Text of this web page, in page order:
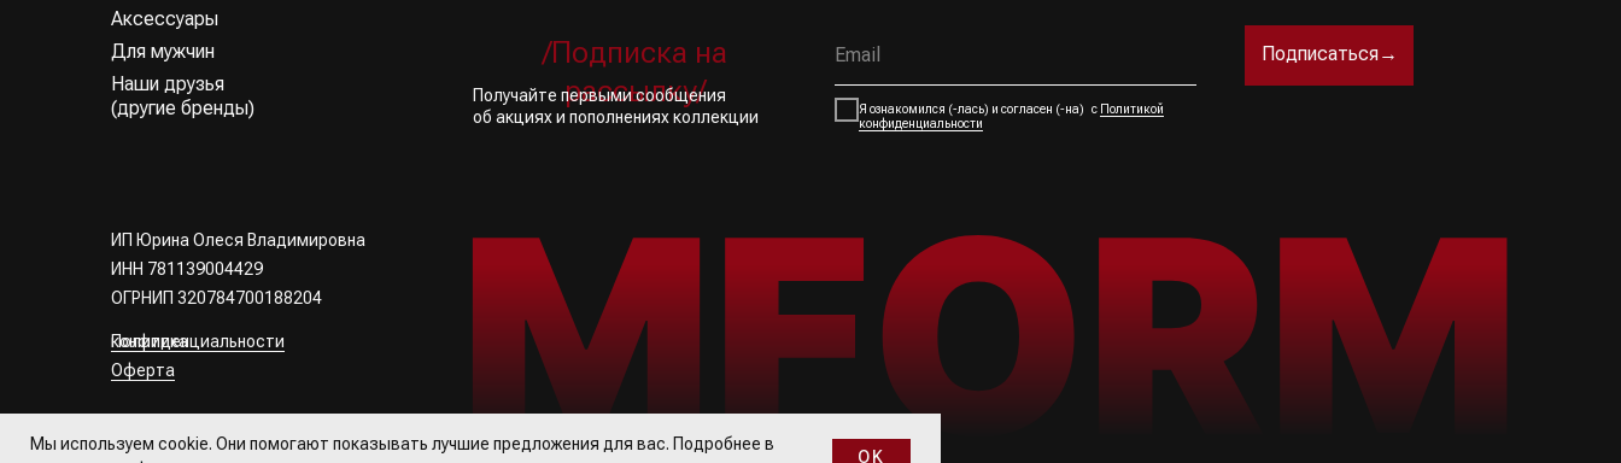
Я ознакомился (-лась) и согласен (-на) с Политикой
конфиденциальности
/Подписка на
рассылку/
Получайте первыми сообщения
об акциях и пополнениях коллекции
защищены
Наши друзья
(другие бренды)
Аксессуары
Для мужчин
Политика конфиденциальности
Оферта
ИП Юрина Олеся Владимировна
ИНН 781139004429
Подписаться→
ОГРНИП 320784700188204
Мы используем cookie. Они помогают показывать лучшие предложения для вас. Подробнее в
OK